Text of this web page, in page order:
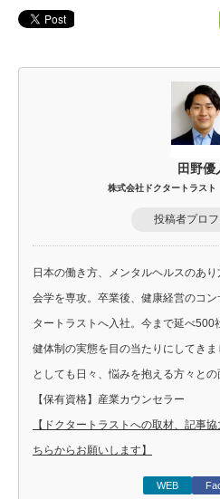
田野優
株式会社ドクタートラス
投稿者プロ
日本の働き方、メンタルヘルスのあ
会学を専攻。卒業後、健康経営のコ
タートラストへ入社。今まで延べ
健体制の実態を目の当たりにしてき
としても日々、悩みを抱える方々との
【保有資格】産業カウンセラー
【ドクタートラストへの取材、記事
ちらからお願いします】
WEB